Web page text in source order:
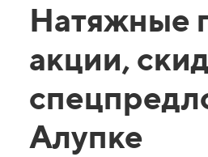
Натяжные
акции,
Алупке